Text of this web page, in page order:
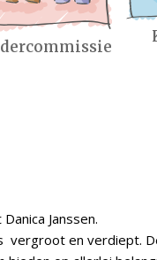
Janssen.
vergroot en verdiept.